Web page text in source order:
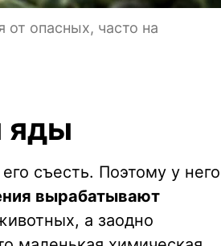
от опасных, часто на
яды
съесть. Поэтому у него
вырабатывают
а заодно